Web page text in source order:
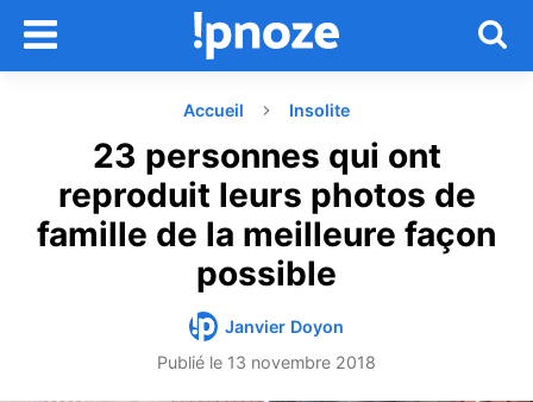
Accueil Insolite
23 personnes qui ont
reproduit leurs photos de
famille de la meilleure façon
possible
Janvier Doyon
Publié le 13 novembre 2018